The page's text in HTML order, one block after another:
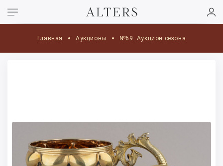
Главная Аукционы №69. Аукцион сезона